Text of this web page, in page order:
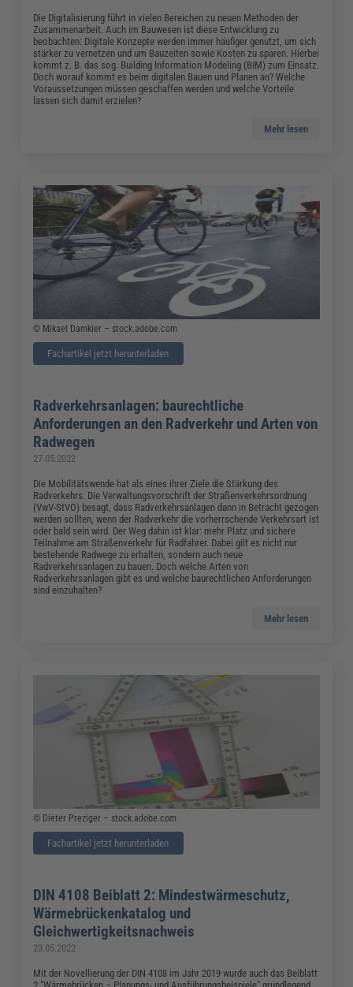
Die Digitalisierung führt in vielen Bereichen zu neuen Methoden der
Zusammenarbeit. Auch im Bauwesen ist diese Entwicklung zu
beobachten: Digitale Konzepte werden immer häufiger genutzt, um sich
stärker zu vernetzen und um Bauzeiten sowie Kosten zu sparen. Hierbei
kommt z. B. das sog. Building Information Modeling (BIM) zum Einsatz.
Doch worauf kommt es beim digitalen Bauen und Planen an? Welche
Voraussetzungen müssen geschaffen werden und welche Vorteile
lassen sich damit erzielen?
Mehr lesen
© Mikael Damkier – stock.adobe.com
Fachartikel jetzt herunterladen
Radverkehrsanlagen: baurechtliche
Anforderungen an den Radverkehr und Arten von
Radwegen
27.05.2022
Die Mobilitätswende hat als eines ihrer Ziele die Stärkung des
Radverkehrs. Die Verwaltungsvorschrift der Straßenverkehrsordnung
(VwV-StVO) besagt, dass Radverkehrsanlagen dann in Betracht gezogen
werden sollten, wenn der Radverkehr die vorherrschende Verkehrsart ist
oder bald sein wird. Der Weg dahin ist klar: mehr Platz und sichere
Teilnahme am Straßenverkehr für Radfahrer. Dabei gilt es nicht nur
bestehende Radwege zu erhalten, sondern auch neue
Radverkehrsanlagen zu bauen. Doch welche Arten von
Radverkehrsanlagen gibt es und welche baurechtlichen Anforderungen
sind einzuhalten?
Mehr lesen
© Dieter Preziger – stock.adobe.com
Fachartikel jetzt herunterladen
DIN 4108 Beiblatt 2: Mindestwärmeschutz,
Wärmebrückenkatalog und
Gleichwertigkeitsnachweis
23.05.2022
Mit der Novellierung der DIN 4108 im Jahr 2019 wurde auch das Beiblatt